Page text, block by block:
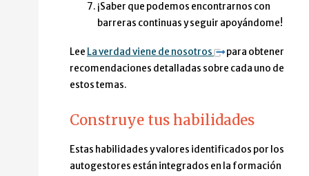
¡Saber que podemos encontrarnos con
barreras continuas y seguir apoyándome!
Lee La verdad viene de nosotros
para obtener
recomendaciones detalladas sobre cada uno de
estos temas.
Construye tus habilidades
Estas habilidades y valores identificados por los
autogestores están integrados en la formación